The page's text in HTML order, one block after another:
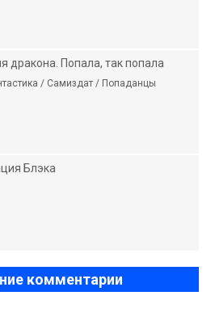
дракона. Попала, так попала
/ Самиздат / Попаданцы
Блэка
комментарии